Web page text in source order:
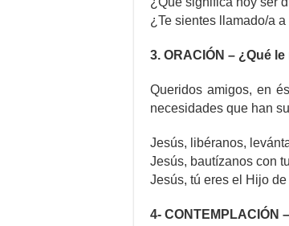
¿Te sientes llamado/a
3. ORACIÓN – ¿Qué
Queridos amigos, en
necesidades que han
Jesús, libéranos,
Jesús, bautízanos con
Jesús, tú eres el Hijo
4-